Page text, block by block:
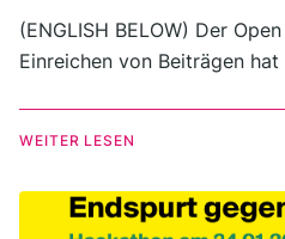
(ENGLISH BELOW) Der
Einreichen von Beiträgen
Juni 2026.
WEITER LESEN